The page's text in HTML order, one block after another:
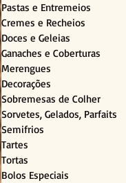
Pastas e Entremeios
Cremes e Recheios
Doces e Geleias
Ganaches e Coberturas
Merengues
Decorações
Sobremesas de Colher
Sorvetes, Gelados, Parfaits
Semifrios
Tartes
Tortas
Bolos Especiais